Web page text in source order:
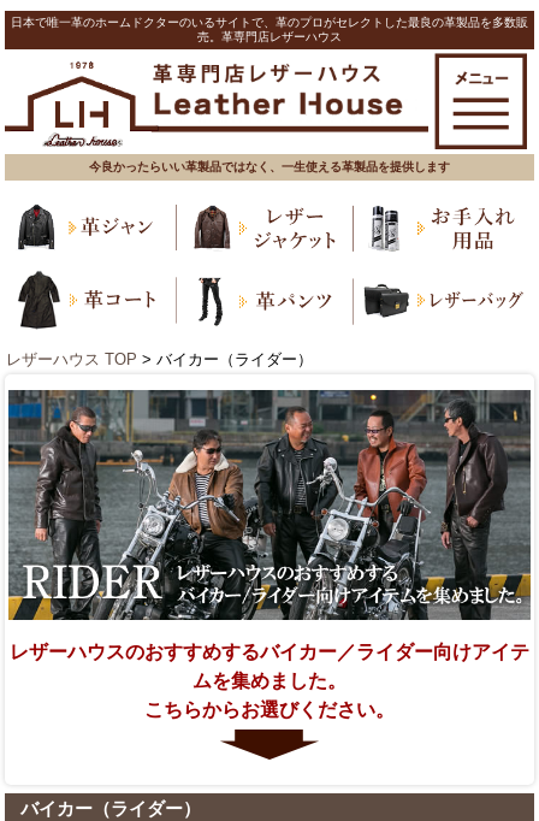
日本で唯一革のホームドクターのいるサイトで、革のプロがセレクトした最良の革製品を多数販
売。革専門店レザーハウス
今良かったらいい革製品ではなく、一生使える革製品を提供します
レザーハウス TOP > バイカー（ライダー）
レザーハウスのおすすめするバイカー／ライダー向けアイテ
ムを集めました。
こちらからお選びください。
バイカー（ライダー）